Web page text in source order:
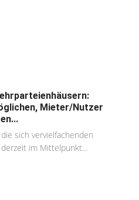
Mieter/Nutzer
sich vervielfachenden
im Mittelpunkt...